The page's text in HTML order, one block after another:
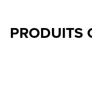
PRODUITS